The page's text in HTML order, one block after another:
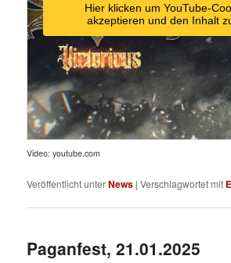
Hier klicken um YouTube-
akzeptieren und den Inhalt
Video: youtube.com
Veröffentlicht unterNews |Verschlagwortet mit
Paganfest, 21.01.2025